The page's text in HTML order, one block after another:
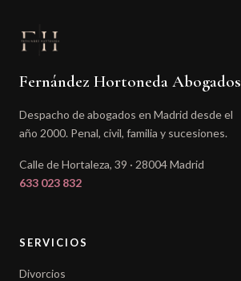
Fernández Hortoneda Abogados
Despacho de abogados en Madrid desde el
año 2000. Penal, civil, familia y sucesiones.
Calle de Hortaleza, 39 · 28004 Madrid
633 023 832
SERVICIOS
Divorcios